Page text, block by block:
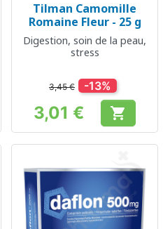
Tilman Camomille
Romaine Fleur - 25 g
Digestion, soin de la peau,
stress
3,45 € -13%
Prix
3,01 € 